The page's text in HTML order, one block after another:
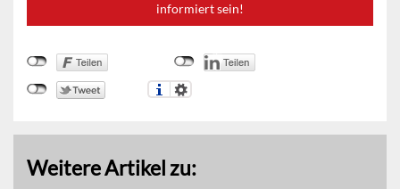
informiert sein!
Weitere Artikel zu: